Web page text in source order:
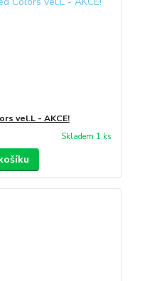
vel.L - AKCE!
Skladem 1 ks